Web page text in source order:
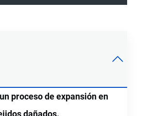
proceso de expansión en